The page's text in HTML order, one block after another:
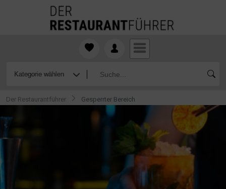
Der Restaurantführer Gesperrter Bereich